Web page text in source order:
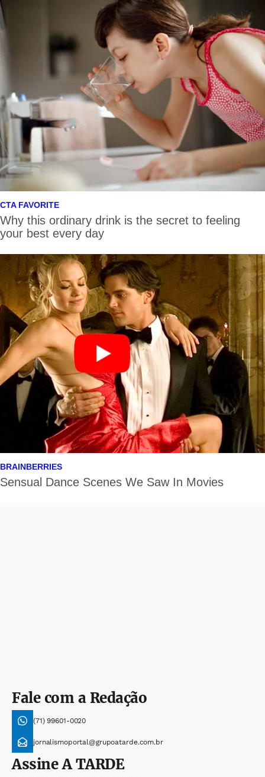
Fale com a Redação
(71) 99601-0020
jornalismoportal@grupoatarde.com.br
AssineA TARDE